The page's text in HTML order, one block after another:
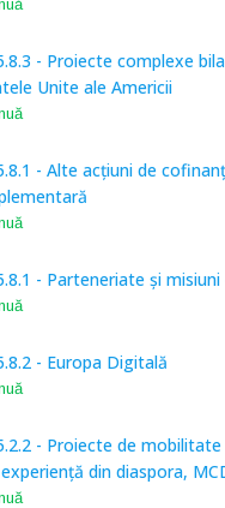
- Proiecte complexe
Unite ale Americii
- Alte acțiuni de
- Parteneriate și
- Europa Digitală
- Proiecte de
din diaspora,